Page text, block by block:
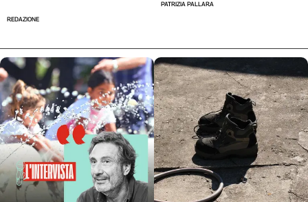
Newsletter
Social
REDAZIONE
PATRIZIA PALLARA